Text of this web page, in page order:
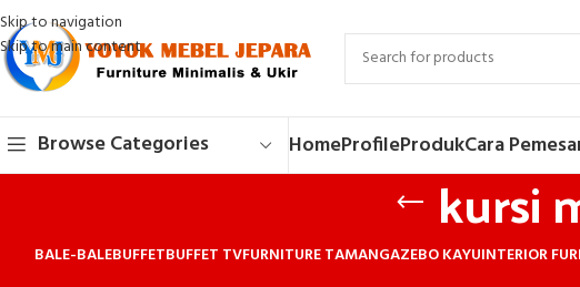
Skip to navigation
Skip to main content
Browse Categories HomeProfileProdukCara
kursi
BALE-BALEBUFFETBUFFET TVFURNITURE TAMANGAZEBO KAYUINTERIOR